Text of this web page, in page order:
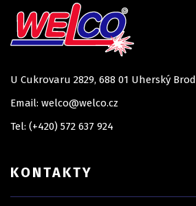
U Cukrovaru 2829, 688 01 Uherský Brod
Email: welco@welco.cz
Tel: (+420) 572 637 924
KONTAKTY